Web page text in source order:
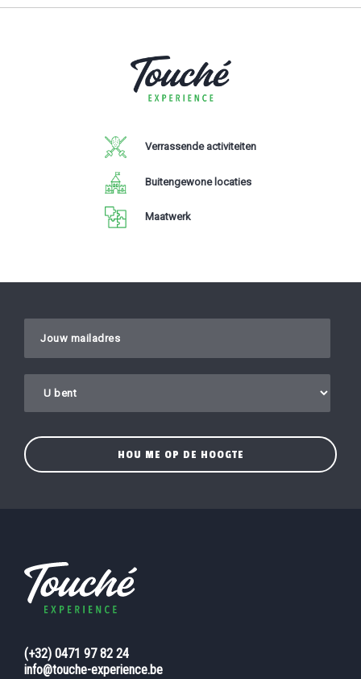
Verrassende activiteiten
Buitengewone locaties
Maatwerk
Gelieve dit veld leeg te laten.
(+32) 0471 97 82 24
info@touche-experience.be